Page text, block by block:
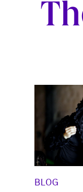
BLOG